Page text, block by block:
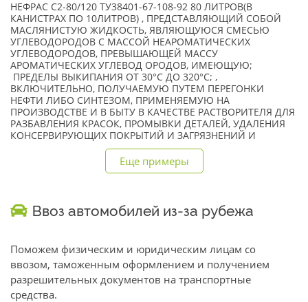
НЕФРАС С2-80/120 ТУ38401-67-108-92 80 ЛИТРОВ(В
КАНИСТРАХ ПО 10ЛИТРОВ) , ПРЕДСТАВЛЯЮЩИЙ СОБОЙ
МАСЛЯНИСТУЮ ЖИДКОСТЬ, ЯВЛЯЮЩУЮСЯ СМЕСЬЮ
УГЛЕВОДОРОДОВ С МАССОЙ НЕАРОМАТИЧЕСКИХ
УГЛЕВОДОРОДОВ, ПРЕВЫШАЮЩЕЙ МАССУ
АРОМАТИЧЕСКИХ УГЛЕВОД ОРОДОВ, ИМЕЮЩУЮ;
ПРЕДЕЛЫ ВЫКИПАНИЯ ОТ 30°C ДО 320°C; ,
ВКЛЮЧИТЕЛЬНО, ПОЛУЧАЕМУЮ ПУТЕМ ПЕРЕГОНКИ
НЕФТИ ЛИБО СИНТЕЗОМ, ПРИМЕНЯЕМУЮ НА
ПРОИЗВОДСТВЕ И В БЫТУ В КАЧЕСТВЕ РАСТВОРИТЕЛЯ ДЛЯ
РАЗБАВЛЕНИЯ КРАСОК, ПРОМЫВКИ ДЕТАЛЕЙ, УДАЛЕНИЯ
КОНСЕРВИРУЮЩИХ ПОКРЫТИЙ И ЗАГРЯЗНЕНИЙ И
Еще примеры
Ввоз автомобилей из-за рубежа
Поможем физическим и юридическим лицам со
ввозом, таможенным оформлением и получением
разрешительных документов на транспортные
средства.